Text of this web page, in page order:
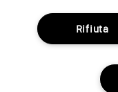
Rifiuta